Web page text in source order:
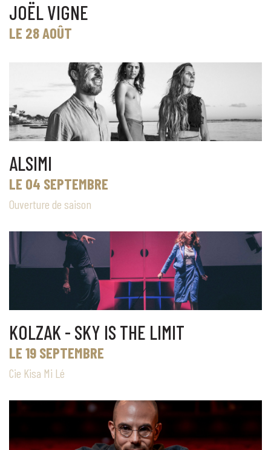
JOËL VIGNE
LE 28 AOÛT
ALSIMI
LE 04 SEPTEMBRE
Ouverture de saison
KOLZAK - SKY IS THE LIMIT
LE 19 SEPTEMBRE
Cie Kisa Mi Lé